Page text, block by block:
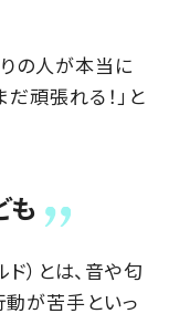
の人が本当に
頑張れる！」と
も
ド）とは、音や匂
動が苦手といっ